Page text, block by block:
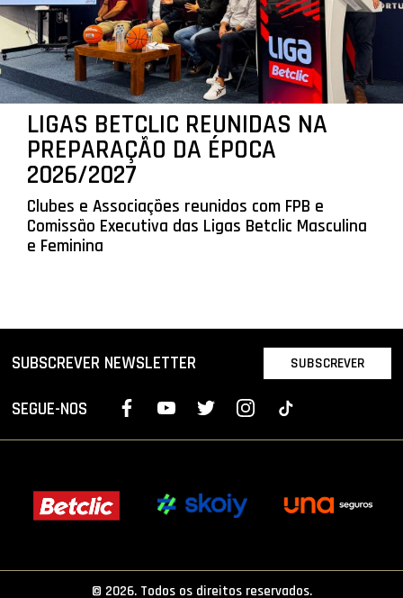
LIGAS BETCLIC REUNIDAS NA
PREPARAÇÃO DA ÉPOCA
2026/2027
Clubes e Associações reunidos com FPB e
Comissão Executiva das Ligas Betclic Masculina
e Feminina
SUBSCREVER NEWSLETTER SUBSCREVER
SEGUE-NOS
© 2026. Todos os direitos reservados.